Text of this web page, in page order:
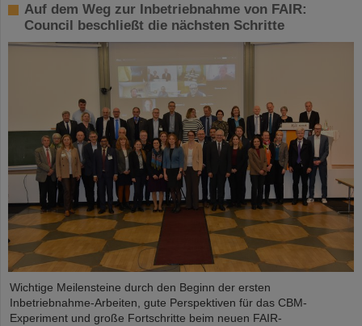
Auf dem Weg zur Inbetriebnahme von FAIR:
Council beschließt die nächsten Schritte
Wichtige Meilensteine durch den Beginn der ersten
Inbetriebnahme-Arbeiten, gute Perspektiven für das CBM-
Experiment und große Fortschritte beim neuen FAIR-